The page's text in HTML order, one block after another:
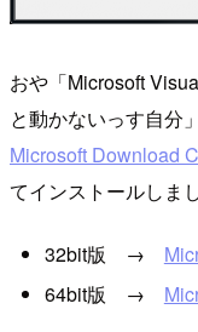
おや「Microsoft
と動かないっす自分
Microsoft Download
てインストールしま
32bit版 →
64bit版 →